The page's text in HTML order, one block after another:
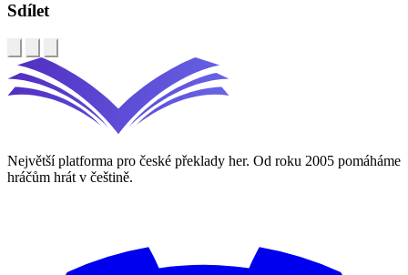
Sdílet
Největší platforma pro české překlady her. Od roku 2005 pomáháme
hráčům hrát v češtině.